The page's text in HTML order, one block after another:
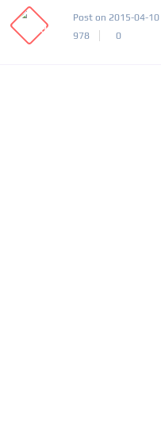
Post on 2015-04-10
978
0